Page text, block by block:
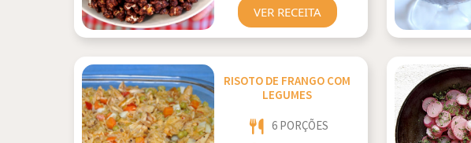
VER RECEITA
RISOTO DE FRANGO COM
LEGUMES
6 PORÇÕES